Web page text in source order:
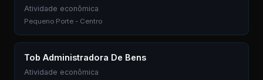
Atividade econômica
Pequeno Porte - Centro
Tob Administradora De Bens
Atividade econômica